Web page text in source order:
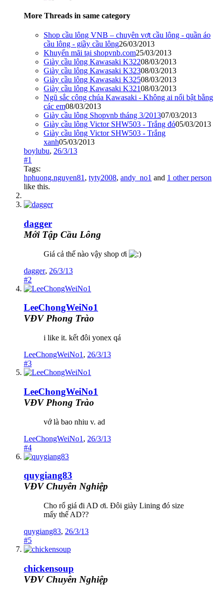
More Threads in same category
Shop cầu lông VNB – chuyên vợt cầu lông - quần áo
cầu lông - giầy cầu lông26/03/2013
Khuyến mãi tại shopvnb.com25/03/2013
Giày cầu lông Kawasaki K32208/03/2013
Giày cầu lông Kawasaki K32308/03/2013
Giày cầu lông Kawasaki K32508/03/2013
Giày cầu lông Kawasaki K32108/03/2013
Ngũ sắc công chúa Kawasaki - Không ai nổi bật bằng
các em08/03/2013
Giày cầu lông Shopvnb tháng 3/201307/03/2013
Giày cầu lông Victor SHW503 - Trắng đỏ05/03/2013
Giày cầu lông Victor SHW503 - Trắng
xanh05/03/2013
boylubu, 26/3/13
#1
Tags:
hphuong.nguyen81 , tyty2008, andy_no1 and 1 other person
like this.
dagger
Mới Tập Cầu Lông
Giá cả thế nào vậy shop ơi
dagger, 26/3/13
#2
LeeChongWeiNo1
VĐV Phong Trào
i like it. kết đôi yonex qá
LeeChongWeiNo1 , 26/3/13
#3
LeeChongWeiNo1
VĐV Phong Trào
vớ là bao nhiu v. ad
LeeChongWeiNo1 , 26/3/13
#4
quygiang83
VĐV Chuyên Nghiệp
Cho rổ giá đi AD ơi. Đôi giày Lining đó size
mấy thế AD??
quygiang83, 26/3/13
#5
chickensoup
VĐV Chuyên Nghiệp